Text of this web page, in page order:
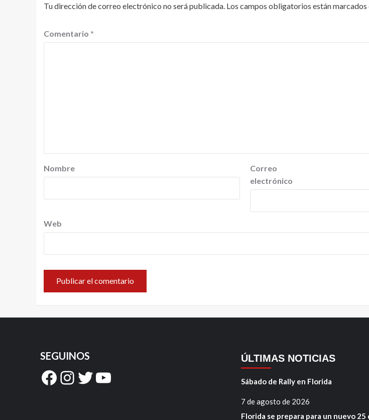
Tu dirección de correo electrónico no será publicada. Los campos obligatorios están marcados
Comentario *
Nombre
Correo
electrónico
Web
SEGUINOS
Facebook
Instagram
Twitter
YouTube
ÚLTIMAS NOTICIAS
Sábado de Rally en Florida
7 de agosto de 2026
Florida se prepara para un nuevo